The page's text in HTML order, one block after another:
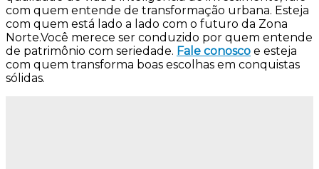
com quem entende de transformação urbana. Esteja
com quem está lado a lado com o futuro da Zona
Norte.Você merece ser conduzido por quem entende
de patrimônio com seriedade. Fale conosco e esteja
com quem transforma boas escolhas em conquistas
sólidas.